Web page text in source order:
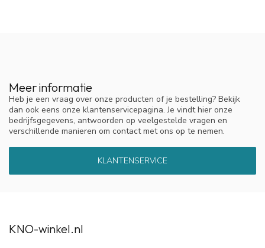
Meer informatie
Heb je een vraag over onze producten of je bestelling? Bekijk
dan ook eens onze klantenservicepagina. Je vindt hier onze
bedrijfsgegevens, antwoorden op veelgestelde vragen en
verschillende manieren om contact met ons op te nemen.
KLANTENSERVICE
KNO-winkel.nl